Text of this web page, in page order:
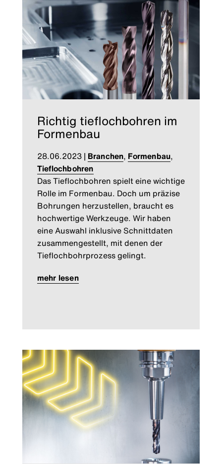
Richtig tieflochbohren im
Formenbau
28.06.2023| Branchen, Formenbau,
Tieflochbohren
Das Tieflochbohren spielt eine wichtige
Rolle im Formenbau. Doch um präzise
Bohrungen herzustellen, braucht es
hochwertige Werkzeuge. Wir haben
eine Auswahl inklusive Schnittdaten
zusammengestellt, mit denen der
Tieflochbohrprozess gelingt.
mehr lesen